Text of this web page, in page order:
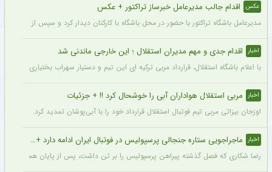
عکس اقدام جالب مدیرعامل خبرساز تراکتور + عکس
مدیرعامل باشگاه تراکتور با حضور در محل باشگاه با کارکنان دیدار کرد و سپس از کمپ
اخبار اقدام جدی و مهم مدیران استقلال ؛ این خارجی ماندنی شد
با اعلام باشگاه استقلال، قرارداد مربی ترکیه ای این تیم و دستیار سهراب بختیاری زاده
اخبار مربی استقلال هواداران آبی را خوشحال کرد !! + جزئیات
اوزجان بیزاتی مربی تیم فوتبال استقلال قرارداد خود را با آبی‌پوشان تمدید کرد.
اخبار ماجراجویی ستاره جنجالی پرسپولیس در فوتبال ایران ادامه دارد + جزئیات
رضا شکاری که فصل گذشته پیراهن پرسپولیس را بر تن داشت، پس از پایان همکاری با